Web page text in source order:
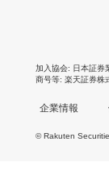
加入協会 日本証券
商号等 楽天証券株
企業情報
© Rakuten